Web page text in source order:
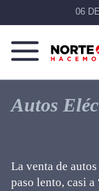
06
Norte
Más
que
noticias,
Autos
La venta de
paso lento, casi a